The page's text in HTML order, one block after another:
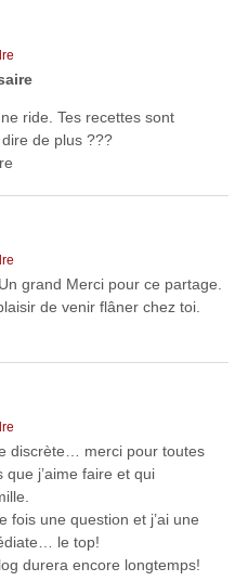
ride. Tes recettes sont
de plus ???
grand Merci pour ce partage.
de venir flâner chez toi.
discrète… merci pour toutes
j’aime faire et qui
fois une question et j’ai une
le top!
durera encore longtemps!